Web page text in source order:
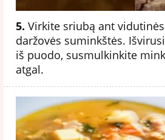
5. Virkite sriubą ant
daržovės suminkštės.
iš puodo, susmulkinkite
atgal.